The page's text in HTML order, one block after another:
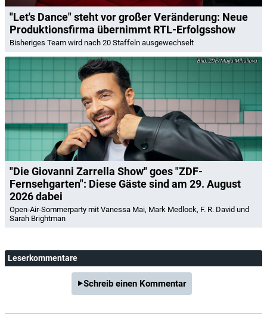
"Let's Dance" steht vor großer Veränderung: Neue
Produktionsfirma übernimmt RTL-Erfolgsshow
Bisheriges Team wird nach 20 Staffeln ausgewechselt
ZDF/Maija Mihailova
"Die Giovanni Zarrella Show" goes "ZDF-
Fernsehgarten": Diese Gäste sind am 29. August
2026 dabei
Open-Air-Sommerparty mit Vanessa Mai, Mark Medlock, F. R. David und
Sarah Brightman
Leserkommentare
Schreib einen Kommentar